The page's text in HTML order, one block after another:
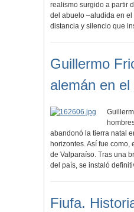
realismo surgido a partir
del abuelo –aludida en
distancia y silencio que
Guillermo
alemán en
abandonó la tierra natal
horizontes. Así fue
de Valparaíso. Tras una
del país, se instaló
Fiufa.